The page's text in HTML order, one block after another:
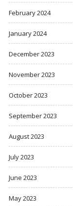
February 2024
January 2024
December 2023
November 2023
October 2023
September 2023
August 2023
July 2023
June 2023
May 2023